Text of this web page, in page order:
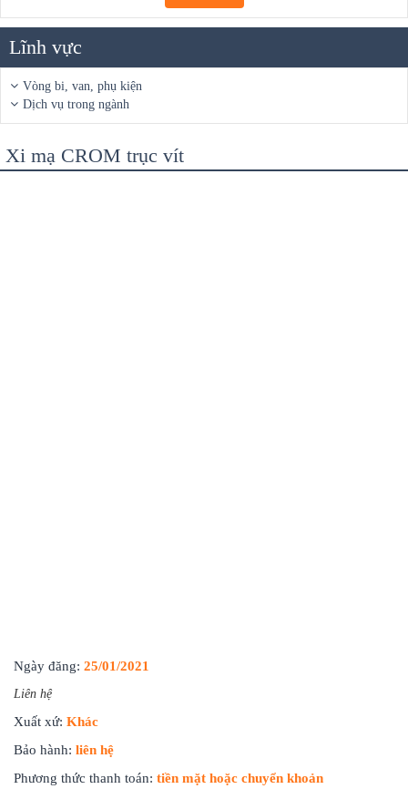
Lĩnh vực
Vòng bi, van, phụ kiện
Dịch vụ trong ngành
Xi mạ CROM trục vít
Ngày đăng: 25/01/2021
Liên hệ
Xuất xứ: Khác
Bảo hành: liên hệ
Phương thức thanh toán: tiền mặt hoặc chuyển khoản